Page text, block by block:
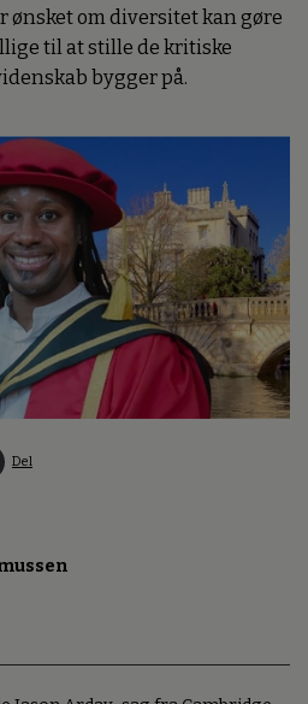
om diversitet kan gøre
til at stille de kritiske
bygger på.
Del